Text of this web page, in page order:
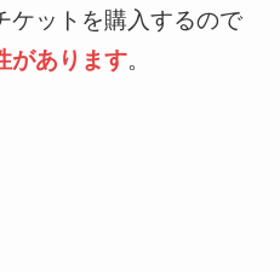
ケットを購入するので
があります。